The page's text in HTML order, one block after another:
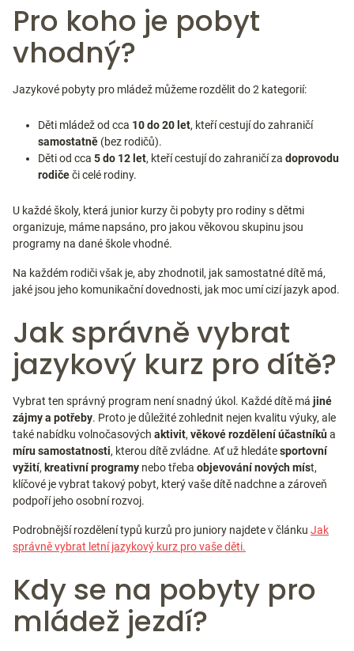
Pro koho je pobyt
vhodný?
Jazykové pobyty pro mládež můžeme rozdělit do 2 kategorií:
Děti mládež od cca 10 do 20 let, kteří cestují do zahraničí
samostatně (bez rodičů).
Děti od cca 5 do 12 let, kteří cestují do zahraničí za doprovodu
rodičeči celé rodiny.
U každé školy, která junior kurzy či pobyty pro rodiny s dětmi
organizuje, máme napsáno, pro jakou věkovou skupinu jsou
programy na dané škole vhodné.
Na každém rodiči však je, aby zhodnotil, jak samostatné dítě má,
jaké jsou jeho komunikační dovednosti, jak moc umí cizí jazyk apod.
Jak správně vybrat
jazykový kurz pro dítě?
Vybrat ten správný program není snadný úkol. Každé dítě má jiné
zájmy a potřeby. Proto je důležité zohlednit nejen kvalitu výuky, ale
také nabídku volnočasových aktivit, věkové rozdělení účastníkůa
míru samostatnosti, kterou dítě zvládne. Ať už hledátesportovní
vyžití, kreativní programy nebo třeba objevování nových míst,
klíčové je vybrat takový pobyt, který vaše dítě nadchne a zároveň
podpoří jeho osobní rozvoj.
Podrobnější rozdělení typů kurzů pro juniory najdete v článku Jak
správně vybrat letní jazykový kurz pro vaše děti.
Kdy se na pobyty pro
mládež jezdí?